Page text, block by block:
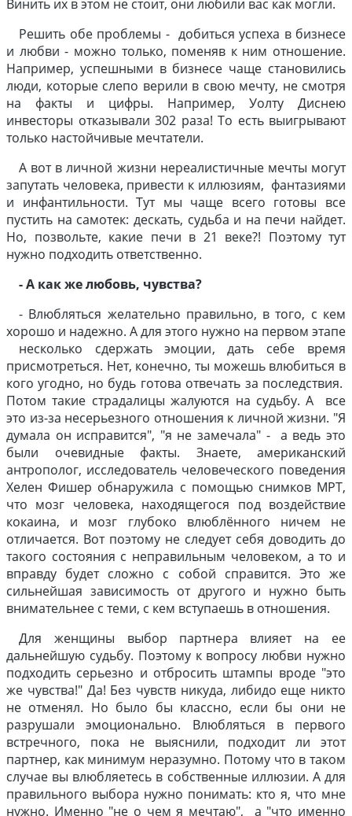
Винить их в этом не стоит, они любили вас как могли.
Решить обе проблемы - добиться успеха в бизнесе
и любви - можно только, поменяв к ним отношение.
Например, успешными в бизнесе чаще становились
люди, которые слепо верили в свою мечту, не смотря
на факты и цифры. Например, Уолту Диснею
инвесторы отказывали 302 раза! То есть выигрывают
только настойчивые мечтатели.
А вот в личной жизни нереалистичные мечты могут
запутать человека, привести к иллюзиям, фантазиями
и инфантильности. Тут мы чаще всего готовы все
пустить на самотек: дескать, судьба и на печи найдет.
Но, позвольте, какие печи в 21 веке?! Поэтому тут
нужно подходить ответственно.
- А как же любовь, чувства?
- Влюбляться желательно правильно, в того, с кем
хорошо и надежно. А для этого нужно на первом этапе
несколько сдержать эмоции, дать себе время
присмотреться. Нет, конечно, ты можешь влюбиться в
кого угодно, но будь готова отвечать за последствия.
Потом такие страдалицы жалуются на судьбу. А все
это из-за несерьезного отношения к личной жизни. "Я
думала он исправится", "я не замечала" - а ведь это
были очевидные факты. Знаете, американский
антрополог, исследователь человеческого поведения
Хелен Фишер обнаружила с помощью снимков МРТ,
что мозг человека, находящегося под воздействие
кокаина, и мозг глубоко влюблённого ничем не
отличается. Вот поэтому не следует себя доводить до
такого состояния с неправильным человеком, а то и
вправду будет сложно с собой справится. Это же
сильнейшая зависимость от другого и нужно быть
внимательнее с теми, с кем вступаешь в отношения.
Для женщины выбор партнера влияет на ее
дальнейшую судьбу. Поэтому к вопросу любви нужно
подходить серьезно и отбросить штампы вроде "это
же чувства!" Да! Без чувств никуда, либидо еще никто
не отменял. Но было бы классно, если бы они не
разрушали эмоционально. Влюбляться в первого
встречного, пока не выяснили, подходит ли этот
партнер, как минимум неразумно. Потому что в таком
случае вы влюбляетесь в собственные иллюзии. А для
правильного выбора нужно понимать: кто я, что мне
нужно. Именно "не о чем я мечтаю", а "что именно